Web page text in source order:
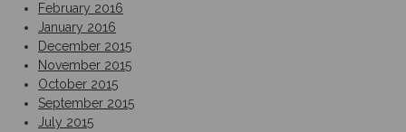
February 2016
January 2016
December 2015
November 2015
October 2015
September 2015
July 2015